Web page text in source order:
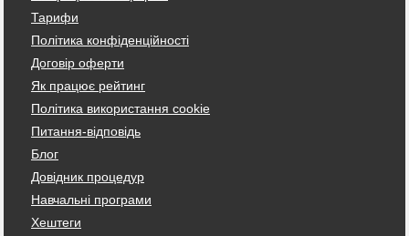
Тарифи
Політика конфіденційності
Договір оферти
Як працює рейтинг
Політика використання cookie
Питання-відповідь
Блог
Довідник процедур
Навчальні програми
Хештеги